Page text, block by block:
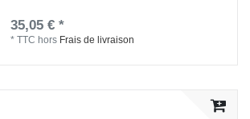
35,05 € *
*TTC hors Frais de livraison